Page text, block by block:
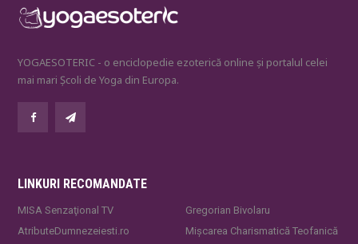
YOGAESOTERIC - o enciclopedie ezoterică online și portalul celei
mai mari Școli de Yoga din Europa.
LINKURI RECOMANDATE
MISA Senzaţional TV
AtributeDumnezeiesti.ro
Gregorian Bivolaru
Mișcarea Charismatică Teofanică